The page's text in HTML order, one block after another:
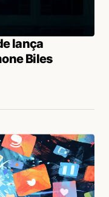
lança
Biles